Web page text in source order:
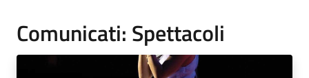
Comunicati: Spettacoli